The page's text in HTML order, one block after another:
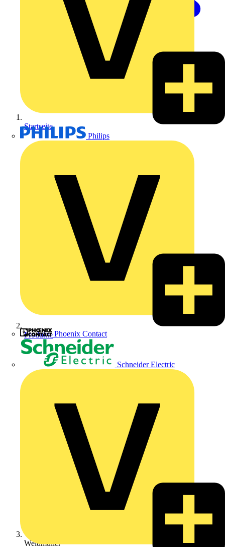
Philips
Phoenix Contact
Schneider Electric
Startseite
Produkte
Weidmüller